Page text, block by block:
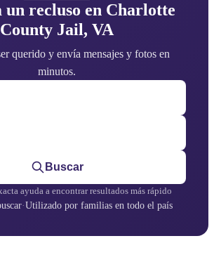
un recluso en Charlotte
County Jail, VA
querido y envía mensajes y fotos en
minutos.
Buscar
ayuda a encontrar resultados más rápido
·Utilizado por familias en todo el país